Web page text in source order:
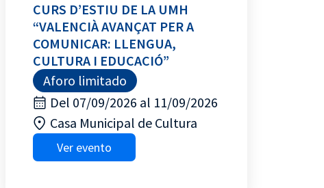
CURS D’ESTIU DE LA UMH
“VALENCIÀ AVANÇAT PER A
COMUNICAR: LLENGUA,
CULTURA I EDUCACIÓ”
Aforo limitado
Del 07/09/2026 al 11/09/2026
Casa Municipal de Cultura
Ver evento